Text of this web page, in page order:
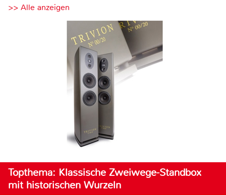
>> Alle anzeigen
Topthema: Klassische Zweiwege-Standbox
mit historischen Wurzeln